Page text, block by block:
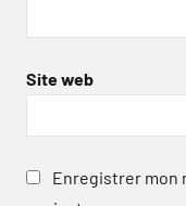
Site web
Enregistrer mon